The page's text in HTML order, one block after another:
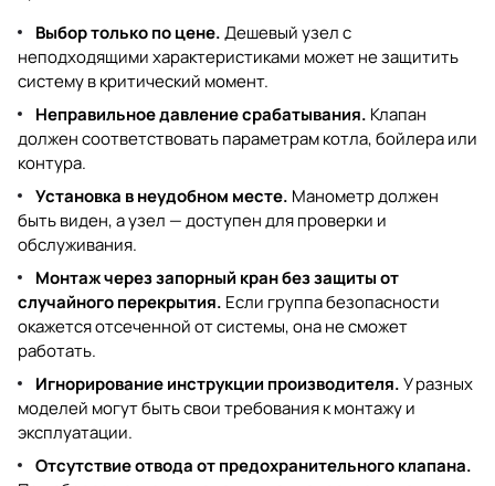
Выбор только по цене.Дешевый узел с
неподходящими характеристиками может не защитить
систему в критический момент.
Неправильное давление срабатывания. Клапан
должен соответствовать параметрам котла, бойлера или
контура.
Установка в неудобном месте. Манометр должен
быть виден, а узел — доступен для проверки и
обслуживания.
Монтаж через запорный кран без защиты от
случайного перекрытия. Если группа безопасности
окажется отсеченной от системы, она не сможет
работать.
Игнорирование инструкции производителя.У разных
моделей могут быть свои требования к монтажу и
эксплуатации.
Отсутствие отвода от предохранительного клапана.